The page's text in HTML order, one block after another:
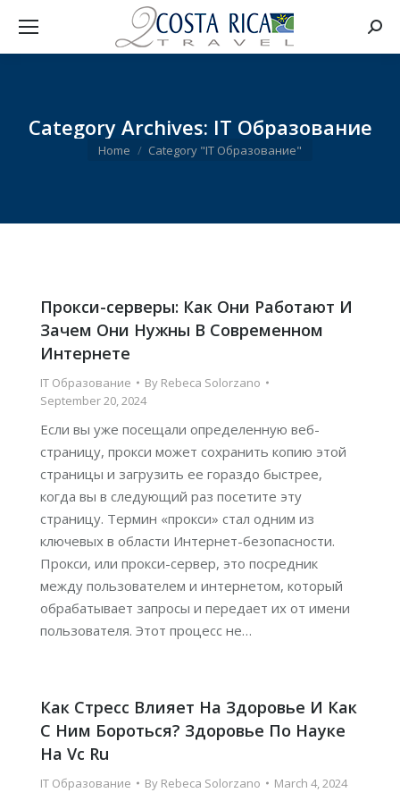
Category Archives: IT Образование
You are here:
Home Category "IT Образование"
Прокси-серверы: Как Они Работают И
Зачем Они Нужны В Современном
Интернете
IT Образование By Rebeca Solorzano
September 20, 2024
Если вы уже посещали определенную веб-
страницу, прокси может сохранить копию этой
страницы и загрузить ее гораздо быстрее,
когда вы в следующий раз посетите эту
страницу. Термин «прокси» стал одним из
ключевых в области Интернет-безопасности.
Прокси, или прокси-сервер, это посредник
между пользователем и интернетом, который
обрабатывает запросы и передает их от имени
пользователя. Этот процесс не…
Как Стресс Влияет На Здоровье И Как
С Ним Бороться? Здоровье По Науке
На Vc Ru
IT Образование By Rebeca Solorzano March 4, 2024